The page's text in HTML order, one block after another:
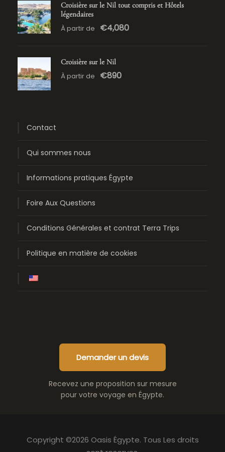
Croisière sur le Nil tout compris et Hôtels
légendaires
À partir de €4,080
Croisière sur le Nil
À partir de €890
Contact
Qui sommes nous
Informations pratiques Égypte
Foire Aux Questions
Conditions Générales et contrat Terra Trips
Politique en matière de cookies
Demander un devis
Recevez une proposition sur mesure
pour votre voyage en Égypte.
Copyright ©2026 Oasis Égypte. Tous Les droits